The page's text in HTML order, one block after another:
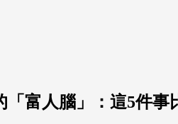
富人腦」：這5件事